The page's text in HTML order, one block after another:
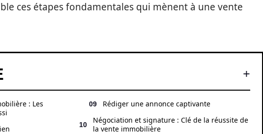
ces étapes fondamentales qui mènent à une vente
: Les
Rédiger une annonce captivante
Négociation et signature : Clé de la réussite de
la vente immobilière